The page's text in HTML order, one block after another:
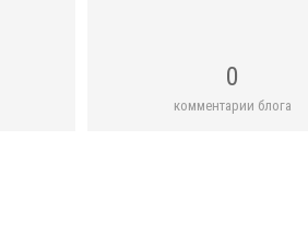
0
комментарии блога